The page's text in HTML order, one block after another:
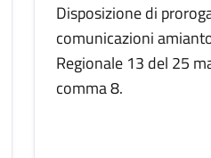
Disposizione di
comunicazioni
Regionale 13 del 25
comma 8.